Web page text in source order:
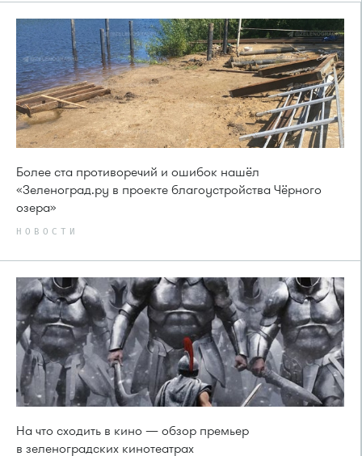
Более ста противоречий и ошибок нашёл
«Зеленоград.ру в проекте благоустройства Чёрного
озера»
НОВОСТИ
На что сходить в кино — обзор премьер
в зеленоградских кинотеатрах